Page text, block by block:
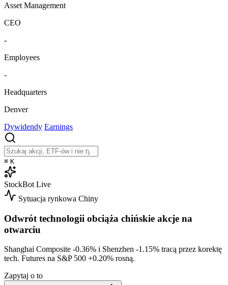
Asset Management
CEO
-
Employees
-
Headquarters
Denver
Dywidendy Earnings
⌘ K
StockBot Live
Sytuacja rynkowa Chiny
Odwrót technologii obciąża chińskie akcje na
otwarciu
Shanghai Composite -0.36% i Shenzhen -1.15% tracą przez korektę
tech. Futures na S&P 500 +0.20% rosną.
Zapytaj o to